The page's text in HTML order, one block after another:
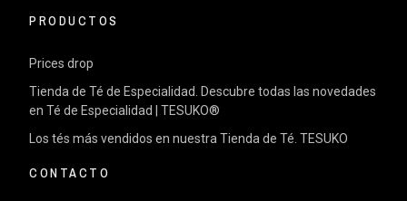
PRODUCTOS
Prices drop
Tienda de Té de Especialidad. Descubre todas las novedades
en Té de Especialidad | TESUKO®
Los tés más vendidos en nuestra Tienda de Té. TESUKO
CONTACTO